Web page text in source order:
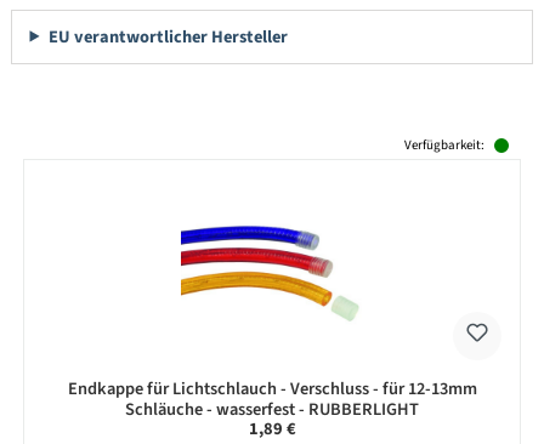
EU verantwortlicher Hersteller
Verfügbarkeit:
Endkappe für Lichtschlauch - Verschluss - für 12-13mm
Schläuche - wasserfest - RUBBERLIGHT
Regulärer Preis:
1,89 €